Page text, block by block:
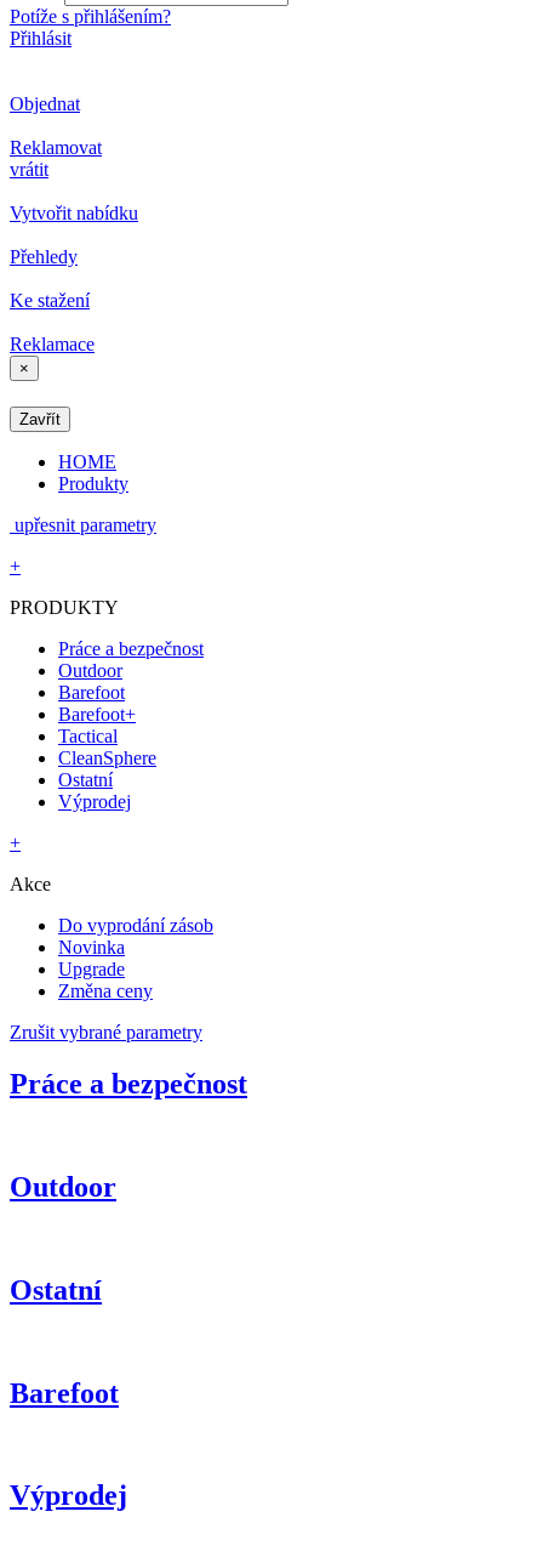
Potíže s přihlášením?
Přihlásit
Objednat
Reklamovat
vrátit
Vytvořit nabídku
Přehledy
Ke stažení
Reklamace
×
Zavřít
HOME
Produkty
upřesnit parametry
+
PRODUKTY
Práce a bezpečnost
Outdoor
Barefoot
Barefoot+
Tactical
CleanSphere
Ostatní
Výprodej
+
Akce
Do vyprodání zásob
Novinka
Upgrade
Změna ceny
Zrušit vybrané parametry
Práce a bezpečnost
Outdoor
Ostatní
Barefoot
Výprodej